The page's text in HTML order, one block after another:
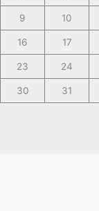
9 10
16 17
23 24
30 31